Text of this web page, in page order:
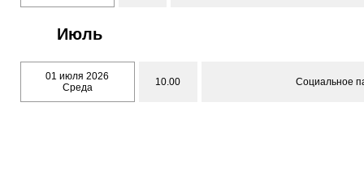
Июль
01 июля 2026
Среда
10.00 Социальное